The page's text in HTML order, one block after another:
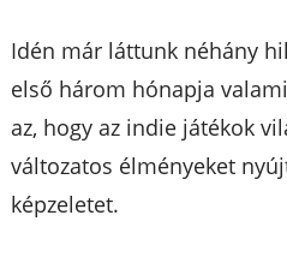
Idén már láttunk néhány
első három hónapja
az, hogy az indie játékok
változatos élményeket
képzeletet.